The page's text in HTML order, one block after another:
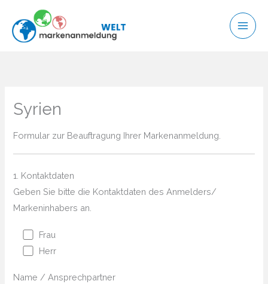
Inhalt
springen
Syrien
Formular zur Beauftragung Ihrer Markenanmeldung.
1. Kontaktdaten
Geben Sie bitte die Kontaktdaten des Anmelders/
Markeninhabers an.
Frau
Herr
Name / Ansprechpartner